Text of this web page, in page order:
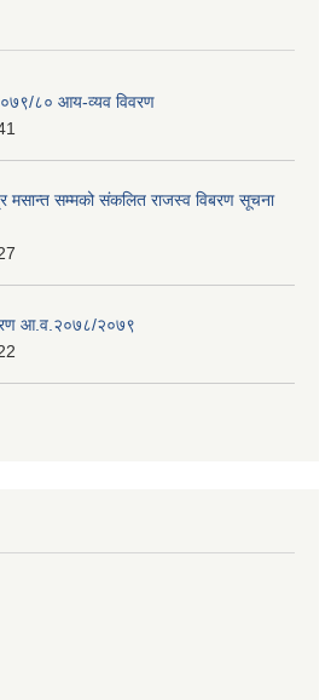
८० आय-व्यव विवरण
मसान्त सम्मको संकलित राजस्व विबरण सूचना
आ.व.२०७८/२०७९